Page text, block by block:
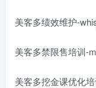
美客多绩效维护-
美客多禁限售培训-
美客多挖金课优化